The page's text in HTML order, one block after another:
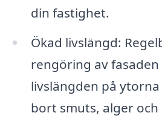
din fastighet.
Ökad livslängd:
rengöring av
livslängden på
bort smuts, alger och